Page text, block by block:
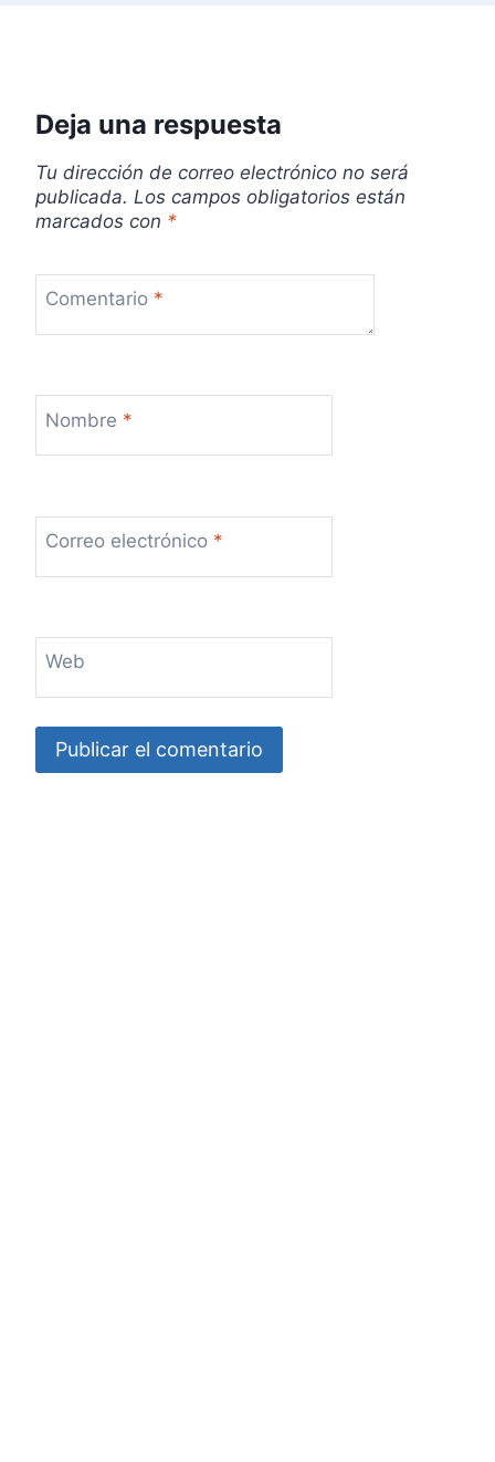
Deja una respuesta
Tu dirección de correo electrónico no será
publicada. Los campos obligatorios están
marcados con *
Comentario *
Nombre *
Correo electrónico *
Web